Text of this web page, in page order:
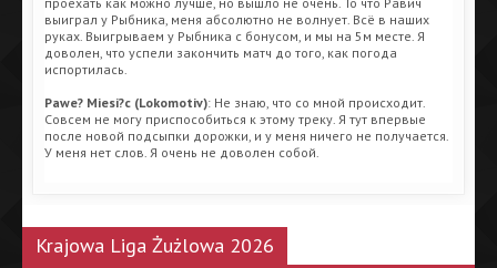
выиграл у Рыбника, меня абсолютно не волнует. Всё в наших
руках. Выигрываем у Рыбника с бонусом, и мы на 5м месте. Я
доволен, что успели закончить матч до того, как погода
испортилась.
Pawe? Miesi?c (Lokomotiv): Не знаю, что со мной происходит.
Совсем не могу приспособиться к этому треку. Я тут впервые
после новой подсыпки дорожки, и у меня ничего не получается.
У меня нет слов. Я очень не доволен собой.
Krajowa Liga Żużlowa 2026